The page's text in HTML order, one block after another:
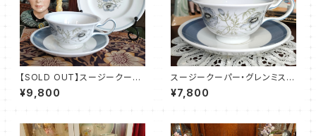
【SOLD OUT】スージークーパ
ー・グレンミスト・ピオニー・トリ
オ（SCGM0049）
¥9,800
スージークーパー・グレンミス
ト・ピオニー・カップ＆ソーサー
（SCGM0050）
¥7,800